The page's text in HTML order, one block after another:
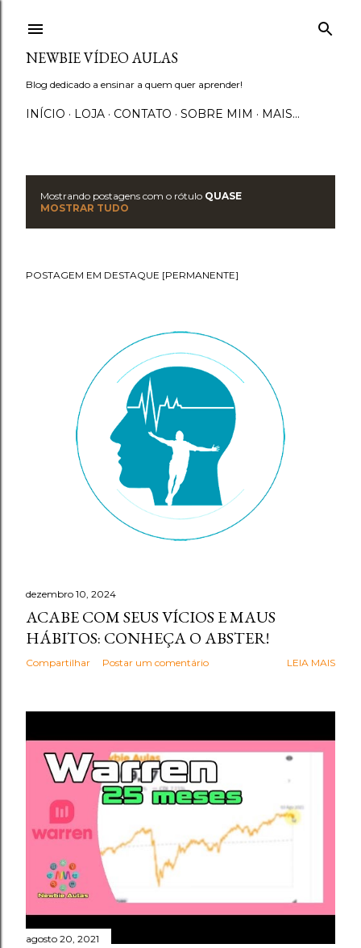
NEWBIE VÍDEO AULAS
Blog dedicado a ensinar a quem quer aprender!
INÍCIO LOJA CONTATO SOBRE MIM MAIS…
s
Mostrando postagens com o rótulo QUASE
MOSTRAR TUDO
POSTAGEM EM DESTAQUE [PERMANENTE]
dezembro 10, 2024
ACABE COM SEUS VÍCIOS E MAUS
HÁBITOS: CONHEÇA O ABSTER!
Compartilhar Postar um comentário LEIA MAIS
agosto 20, 2021